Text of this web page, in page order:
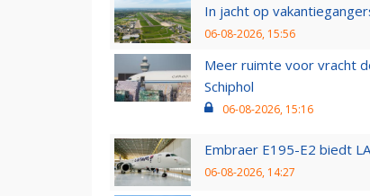
In jacht op
06-08-2026, 15:56
Meer ruimte voor vracht
Schiphol
06-08-2026, 15:16
Embraer E195-E2 biedt
06-08-2026, 14:27